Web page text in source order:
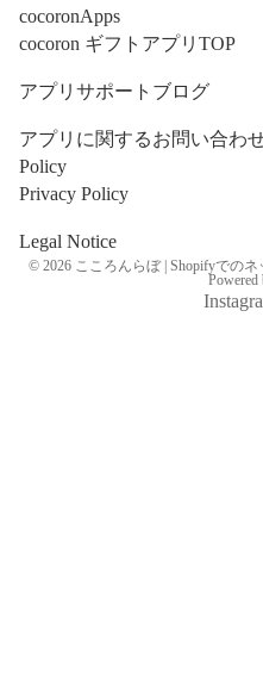
cocoronApps
cocoron ギフトアプリTOP
アプリサポートブログ
アプリに関するお問い合わ
Policy
Privacy Policy
Legal Notice
© 2026 こころんらぼ | Shopifyでの